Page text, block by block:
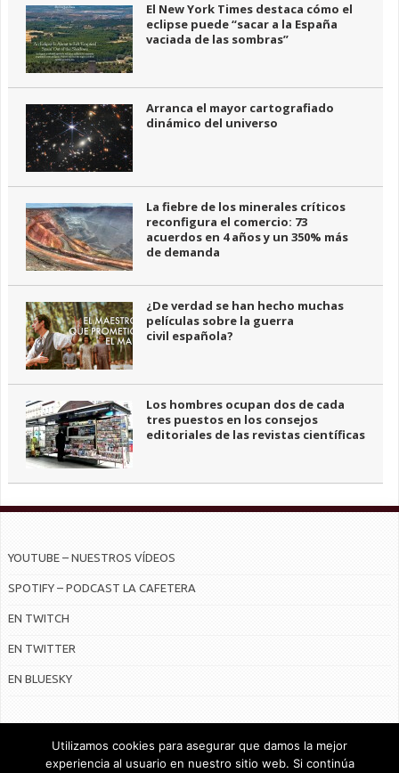
El New York Times destaca cómo el
eclipse puede “sacar a la España
vaciada de las sombras”
Arranca el mayor cartografiado
dinámico del universo
La fiebre de los minerales críticos
reconfigura el comercio: 73
acuerdos en 4 años y un 350% más
de demanda
¿De verdad se han hecho muchas
películas sobre la guerra
civil española?
Los hombres ocupan dos de cada
tres puestos en los consejos
editoriales de las revistas científicas
YOUTUBE – NUESTROS VÍDEOS
SPOTIFY – PODCAST LA CAFETERA
EN TWITCH
EN TWITTER
EN BLUESKY
Utilizamos cookies para asegurar que damos la mejor
experiencia al usuario en nuestro sitio web. Si continúa